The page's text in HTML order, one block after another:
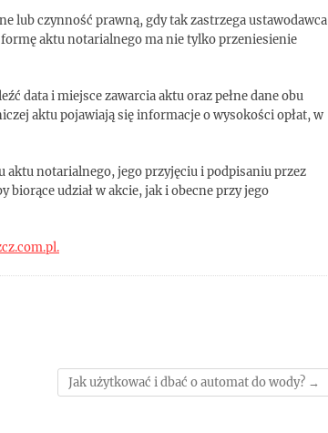
lub czynność prawną, gdy tak zastrzega ustawodawca
aktu notarialnego ma nie tylko przeniesienie
data i miejsce zawarcia aktu oraz pełne dane obu
aktu pojawiają się informacje o wysokości opłat, w
aktu notarialnego, jego przyjęciu i podpisaniu przez
udział w akcie, jak i obecne przy jego
Jak użytkować i dbać o automat do wody? →